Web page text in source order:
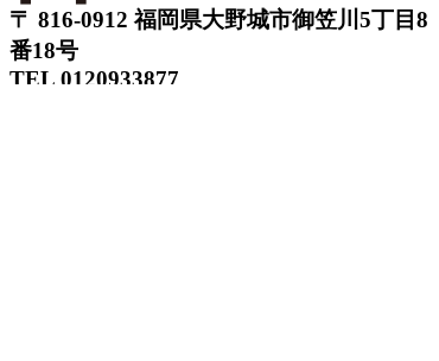
〒 816-0912 福岡県大野城市御笠川5丁目8
番18号
TEL 0120933877